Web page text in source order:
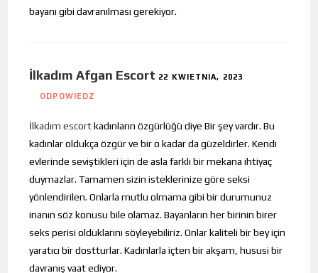
bayanı gibi davranılması gerekiyor.
İlkadım Afgan Escort 22 KWIETNIA, 2023
ODPOWIEDZ
İlkadım escortkadınların özgürlüğü diye Bir şey vardır. Bu
kadınlar oldukça özgür ve bir o kadar da güzeldirler. Kendi
evlerinde seviştikleri için de asla farklı bir mekana ihtiyaç
duymazlar. Tamamen sizin isteklerinize göre seksi
yönlendirilen. Onlarla mutlu olmama gibi bir durumunuz
inanın söz konusu bile olamaz. Bayanların her birinin birer
seks perisi olduklarını söyleyebiliriz. Onlar kaliteli bir bey için
yaratıcı bir dostturlar. Kadınlarla içten bir akşam, hususi bir
davranış vaat ediyor.